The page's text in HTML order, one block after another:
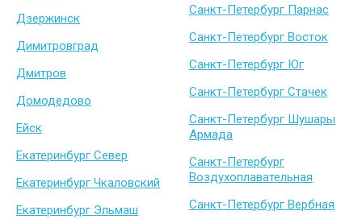
Дзержинск
Димитровград
Дмитров
Домодедово
Ейск
Екатеринбург Север
Екатеринбург Чкаловский
Екатеринбург Эльмаш
Санкт-Петербург Парнас
Санкт-Петербург Восток
Санкт-Петербург Юг
Санкт-Петербург Стачек
Санкт-Петербург Шушары
Армада
Санкт-Петербург
Воздухоплавательная
Санкт-Петербург Вербная